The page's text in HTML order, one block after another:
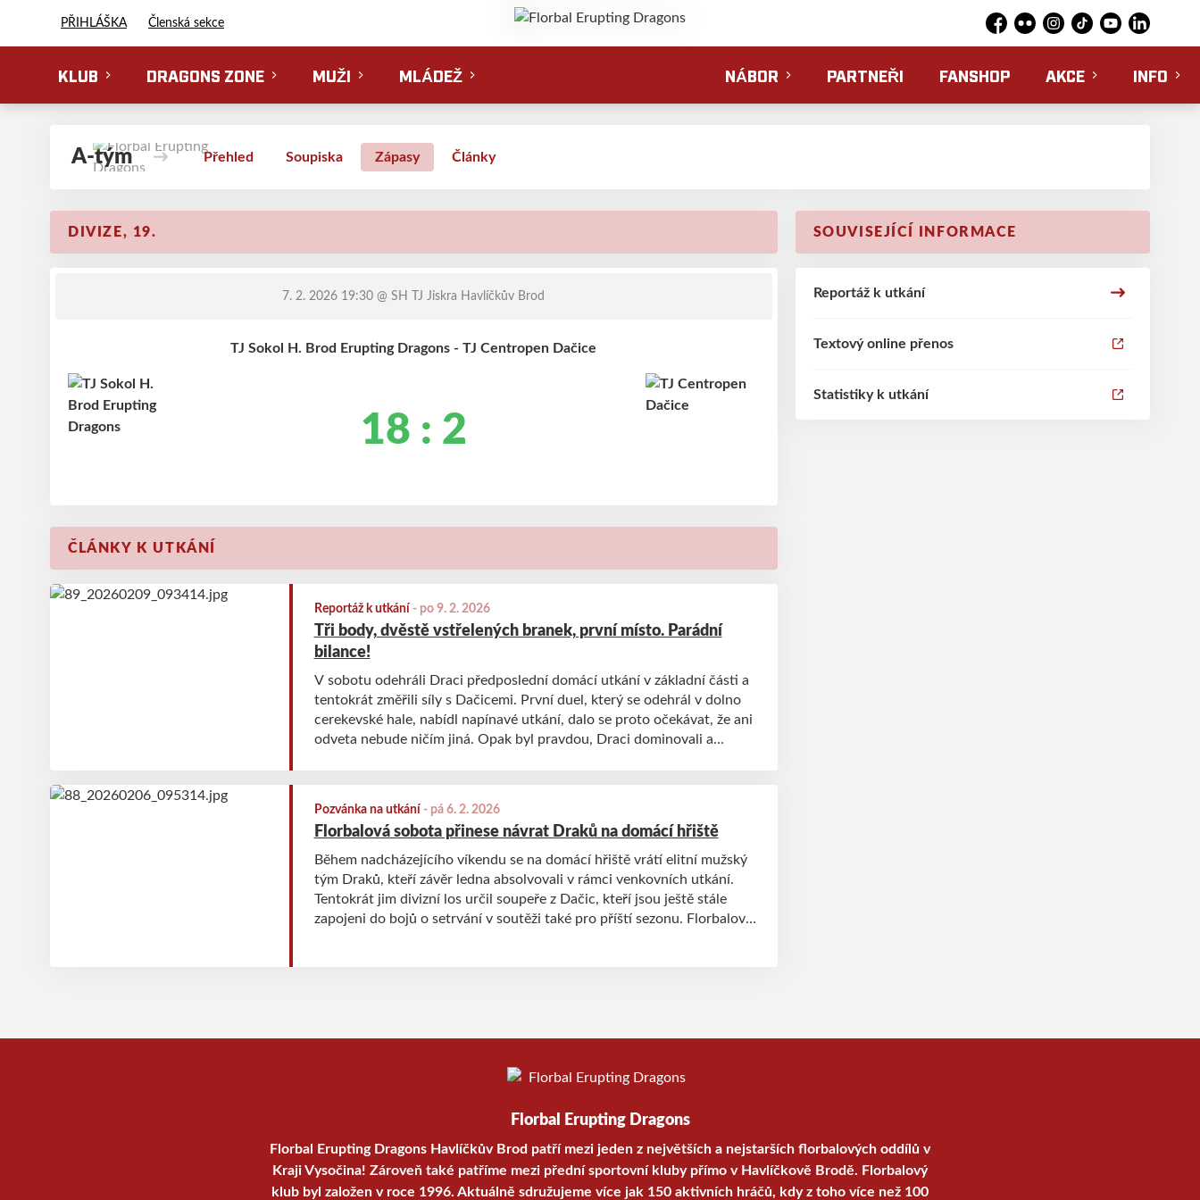
PŘIHLÁŠKA Členská sekce
Facebook
Flickr Instagram
TikTokYouTubeLinkedIn
KLUB DRAGONS ZONE MUŽI MLÁDEŽ NÁBOR PARTNEŘI FANSHOP AKCE INFO
A-tým Přehled Soupiska Zápasy Články
DIVIZE, 19.
7. 2. 2026 19:30 @ SH TJ Jiskra Havlíčkův Brod
TJ Sokol H. Brod Erupting Dragons - TJ Centropen Dačice
18 : 2
ČLÁNKY K UTKÁNÍ
Reportáž k utkání - po 9. 2. 2026
Tři body, dvěstě vstřelených branek, první místo. Parádní
bilance!
V sobotu odehráli Draci předposlední domácí utkání v základní části a
tentokrát změřili síly s Dačicemi. První duel, který se odehrál v dolno
cerekevské hale, nabídl napínavé utkání, dalo se proto očekávat, že ani
odveta nebude ničím jiná. Opak byl pravdou, Draci dominovali a
Pozvánka na utkání - pá 6. 2. 2026
Florbalová sobota přinese návrat Draků na domácí hřiště
Během nadcházejícího víkendu se na domácí hřiště vrátí elitní mužský
tým Draků, kteří závěr ledna absolvovali v rámci venkovních utkání.
Tentokrát jim divizní los určil soupeře z Dačic, kteří jsou ještě stále
zapojeni do bojů o setrvání v soutěži také pro příští sezonu. Florbalová
SOUVISEJÍCÍ INFORMACE
Reportáž k utkání
Textový online přenos
Statistiky k utkání
Florbal Erupting Dragons
Florbal Erupting Dragons Havlíčkův Brod patří mezi jeden z největších a nejstarších florbalových oddílů v
Kraji Vysočina! Zároveň také patříme mezi přední sportovní kluby přímo v Havlíčkově Brodě. Florbalový
klub byl založen v roce 1996. Aktuálně sdružujeme více jak 150 aktivních hráčů, kdy z toho více než 100